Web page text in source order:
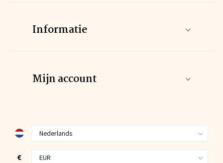
Informatie
Mijn account
€